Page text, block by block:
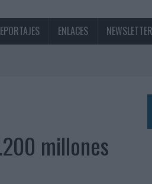
ENLACES NEWSLETTER
MÁS UTILIZADO
millones